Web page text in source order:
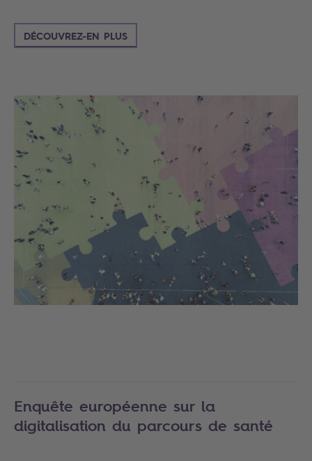
DÉCOUVREZ-EN PLUS
Enquête européenne sur la
digitalisation du parcours de santé